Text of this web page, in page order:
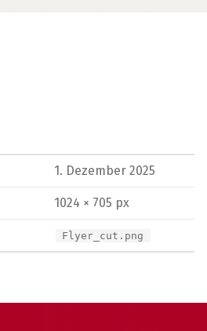
1. Dezember 2025
1024 × 705 px
Flyer_cut.png